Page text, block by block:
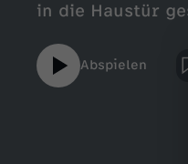
in die Haustür
Abspielen